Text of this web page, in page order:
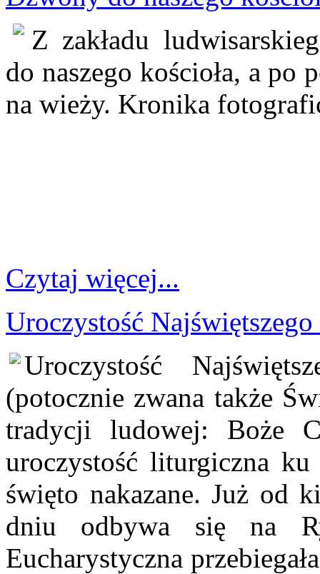
Z zakładu
do naszego kościoła, a po
na wieży. Kronika
Czytaj więcej...
Uroczystość
Uroczystość
(potocznie zwana także
tradycji ludowej: Boże
uroczystość liturgiczna ku
święto nakazane. Już od
dniu odbywa się na
Eucharystyczna